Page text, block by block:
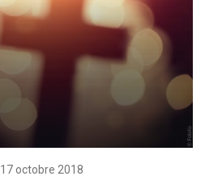
17 octobre 2018